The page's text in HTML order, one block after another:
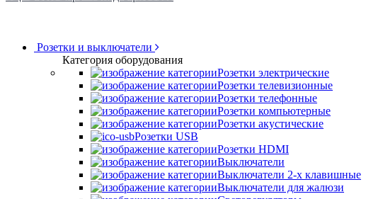
Розетки и выключатели
Категория оборудования
Розетки электрические
Розетки телевизионные
Розетки телефонные
Розетки компьютерные
Розетки акустические
Розетки USB
Розетки HDMI
Выключатели
Выключатели 2-х клавишные
Выключатели для жалюзи